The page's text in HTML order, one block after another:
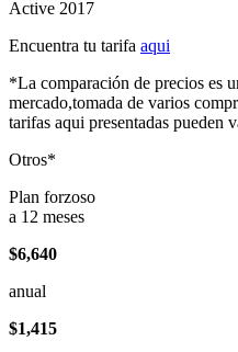
Active 2017
Encuentra tu tarifa aqui
*La comparación de precios es
mercado,tomada de varios
tarifas aqui presentadas pueden
Otros*
Plan forzoso
a 12 meses
$6,640
anual
$1,415